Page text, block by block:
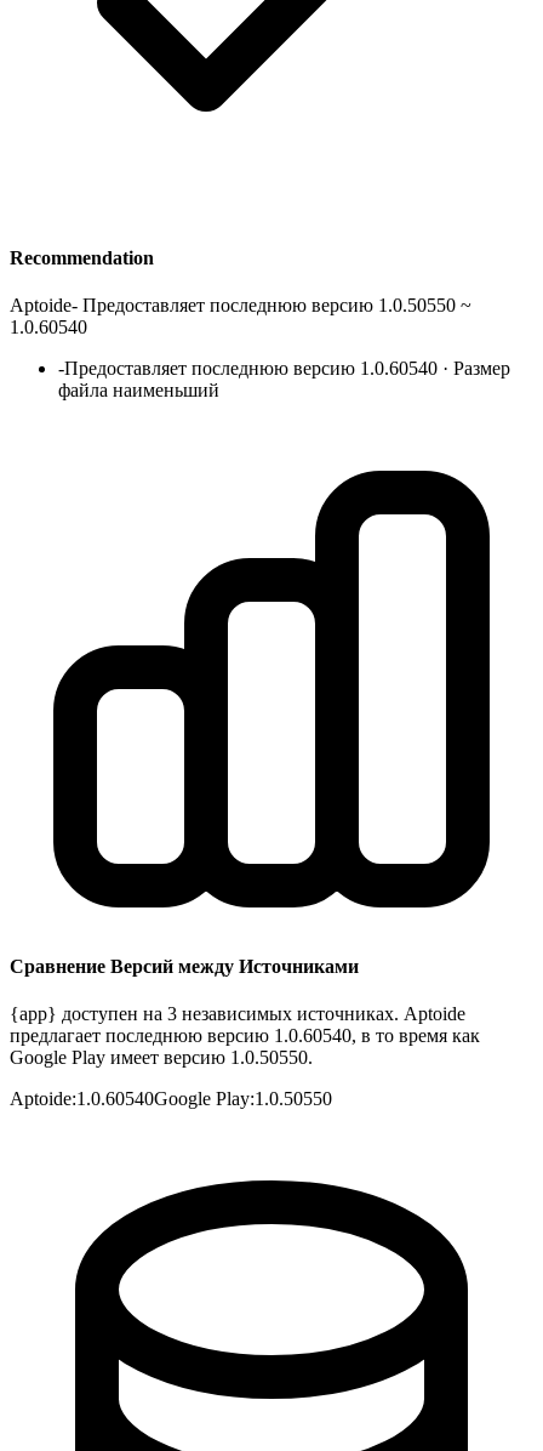
Recommendation
Aptoide- Предоставляет последнюю версию 1.0.50550 ~
1.0.60540
-Предоставляет последнюю версию 1.0.60540 · Размер
файла наименьший
Сравнение Версий между Источниками
{app} доступен на 3 независимых источниках. Aptoide
предлагает последнюю версию 1.0.60540, в то время как
Google Play имеет версию 1.0.50550.
Aptoide:1.0.60540Google Play:1.0.50550